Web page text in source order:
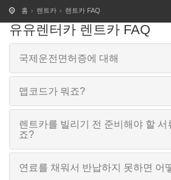
홈 렌트카 렌트카 FAQ
유유렌터카 렌트카 FAQ
국제운전면허증에 대해
맵코드가 뭐죠?
렌트카를 빌리기 전 준비해야 할 서
죠?
연료를 채워서 반납하지 못하면 어